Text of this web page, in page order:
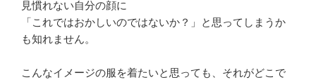
見慣れない自分の顔に
「これではおかしいのではないか？」と思ってしまうか
も知れません。
こんなイメージの服を着たいと思っても、それがどこで